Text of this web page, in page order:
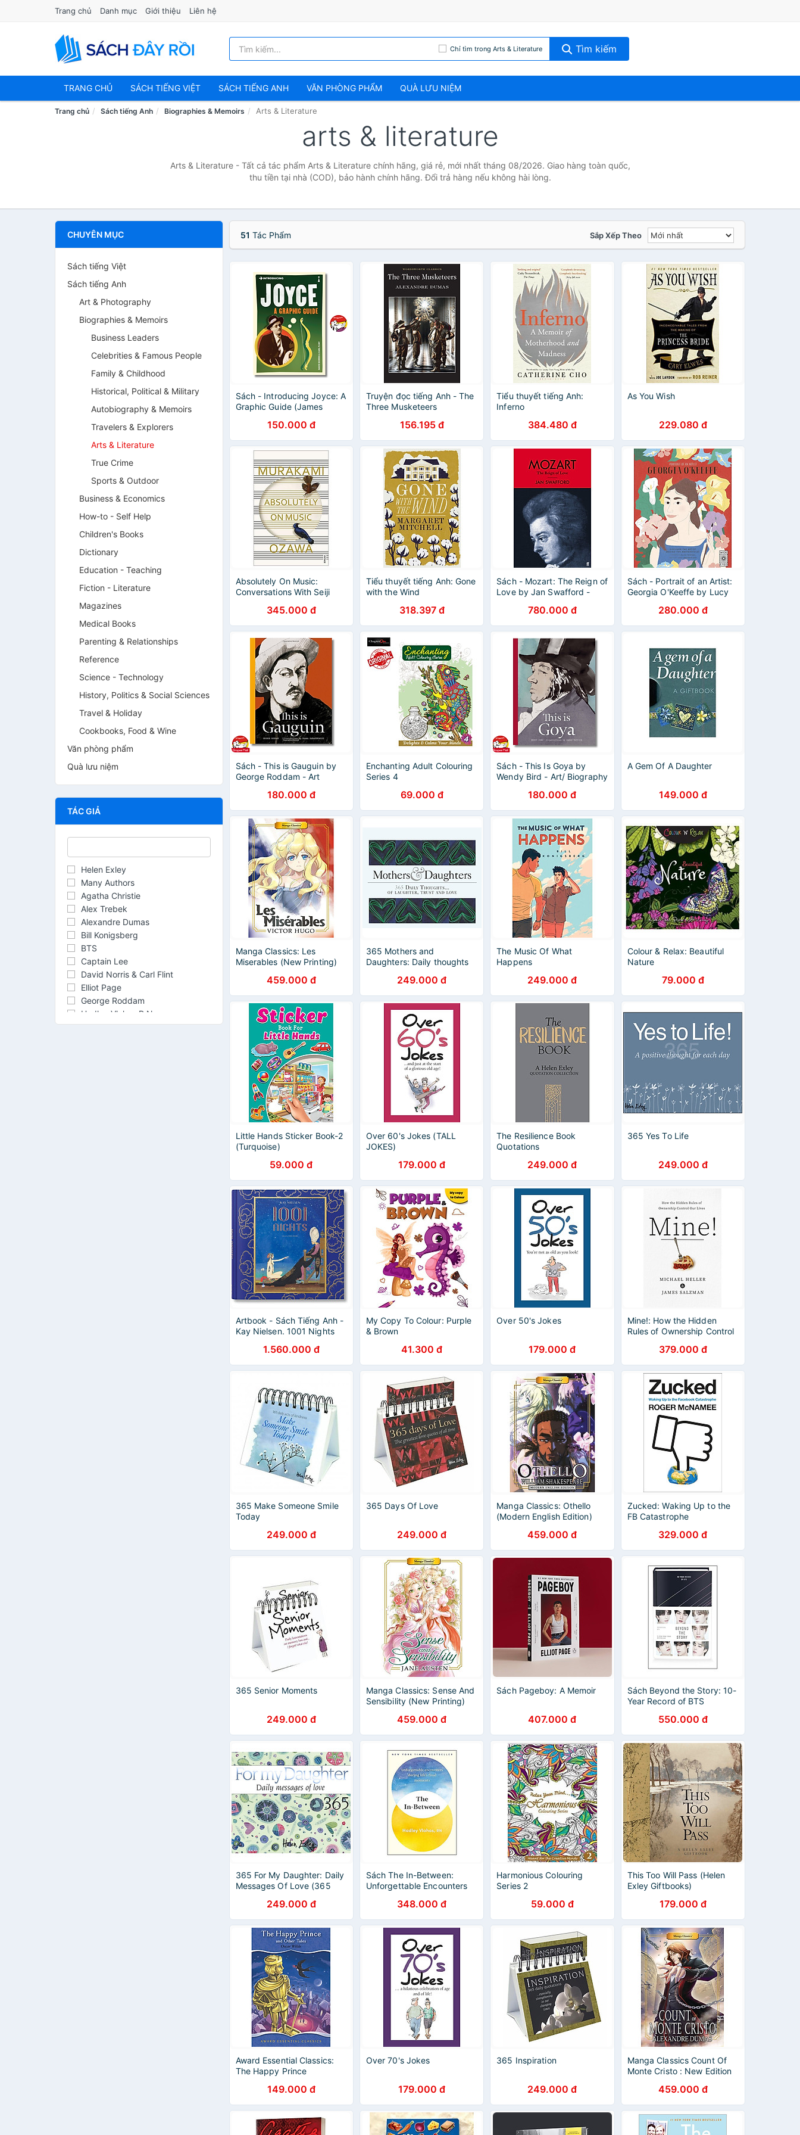
Trang chủ Danh mục Giới thiệu Liên hệ
Chỉ tìm trong Arts & Literature Tìm kiếm
TRANG CHỦ SÁCH TIẾNG VIỆT SÁCH TIẾNG ANH VĂN PHÒNG PHẨM QUÀ LƯU NIỆM
Trang chủ Sách tiếng Anh Biographies & Memoirs Arts & Literature
arts & literature
Arts & Literature - Tất cả tác phẩm Arts & Literature chính hãng, giá rẻ, mới nhất tháng 08/2026. Giao hàng toàn quốc,
thu tiền tại nhà (COD), bảo hành chính hãng. Đổi trả hàng nếu không hài lòng.
CHUYÊN MỤC
Sách tiếng Việt
Sách tiếng Anh
Art & Photography
Biographies & Memoirs
Business Leaders
Celebrities & Famous People
Family & Childhood
Historical, Political & Military
Autobiography & Memoirs
Travelers & Explorers
Arts & Literature
True Crime
Sports & Outdoor
Business & Economics
How-to - Self Help
Children's Books
Dictionary
Education - Teaching
Fiction - Literature
Magazines
Medical Books
Parenting & Relationships
Reference
Science - Technology
History, Politics & Social Sciences
Travel & Holiday
Cookbooks, Food & Wine
Văn phòng phẩm
Quà lưu niệm
TÁC GIẢ
Helen Exley
Many Authors
Agatha Christie
Alex Trebek
Alexandre Dumas
Bill Konigsberg
BTS
Captain Lee
David Norris & Carl Flint
Elliot Page
George Roddam
Hadley Vlahos R.N.
Haruki Murakami
51 Tác Phẩm Sắp Xếp Theo
Sách - Introducing Joyce: A
Graphic Guide (James
văn Nhập khẩu
150.000 đ
Truyện đọc tiếng Anh - The
Three Musketeers
156.195 đ
Tiểu thuyết tiếng Anh:
Inferno
384.480 đ
As You Wish
229.080 đ
Absolutely On Music:
Conversations With Seiji
345.000 đ
Tiểu thuyết tiếng Anh: Gone
with the Wind
318.397 đ
Sách - Mozart: The Reign of
Love by Jan Swafford -
Biography in English
780.000 đ
Sách - Portrait of an Artist:
Georgia O'Keeffe by Lucy
/Biography in English
280.000 đ
Sách - This is Gauguin by
George Roddam - Art
180.000 đ
Enchanting Adult Colouring
Series 4
69.000 đ
Sách - This Is Goya by
Wendy Bird - Art/ Biography
180.000 đ
A Gem Of A Daughter
149.000 đ
Manga Classics: Les
Miserables (New Printing)
459.000 đ
365 Mothers and
Daughters: Daily thoughts
249.000 đ
The Music Of What
Happens
249.000 đ
Colour & Relax: Beautiful
Nature
79.000 đ
Little Hands Sticker Book-2
(Turquoise)
59.000 đ
Over 60's Jokes (TALL
JOKES)
179.000 đ
The Resilience Book
Quotations
249.000 đ
365 Yes To Life
249.000 đ
Artbook - Sách Tiếng Anh -
Kay Nielsen. 1001 Nights
1.560.000 đ
My Copy To Colour: Purple
& Brown
41.300 đ
Over 50's Jokes
179.000 đ
Mine!: How the Hidden
Rules of Ownership Control
379.000 đ
365 Make Someone Smile
Today
249.000 đ
365 Days Of Love
249.000 đ
Manga Classics: Othello
(Modern English Edition)
459.000 đ
Zucked: Waking Up to the
FB Catastrophe
329.000 đ
365 Senior Moments
249.000 đ
Manga Classics: Sense And
Sensibility (New Printing)
459.000 đ
Sách Pageboy: A Memoir
407.000 đ
Sách Beyond the Story: 10-
Year Record of BTS
550.000 đ
365 For My Daughter: Daily
Messages Of Love (365
249.000 đ
Sách The In-Between:
Unforgettable Encounters
348.000 đ
Harmonious Colouring
Series 2
59.000 đ
This Too Will Pass (Helen
Exley Giftbooks)
179.000 đ
Award Essential Classics:
The Happy Prince
149.000 đ
Over 70's Jokes
179.000 đ
365 Inspiration
249.000 đ
Manga Classics Count Of
Monte Cristo : New Edition
459.000 đ